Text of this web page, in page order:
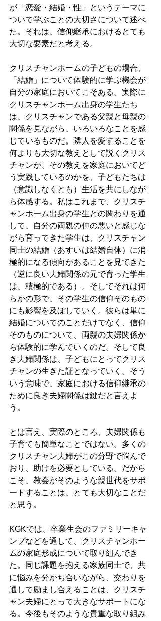
が「恋愛・結婚・性」というテーマに
ついて学ぶことの大切さについて述べ
た。それは、信仰継承におけるとても
大切な要素だと考える。
クリスチャンホームの子どもの場合、
「結婚」について体験的に学ぶ機会が
自分の家庭においてこそある。実際に
クリスチャンホーム出身の学生たち
は、クリスチャンである父親と母親の
関係を見ながら、いろいろなことを感
じているものだ。隣人を愛することを
何よりも大切な教えとして説くクリス
チャンが、その教えを家庭においてど
う実践しているのかを、子どもたちは
（意識しなくとも）生活を共にしなが
ら体感する。私はこれまで、クリスチ
ャンホーム出身の学生との関わりを通
して、自分の両親の仲の悪いと感じな
がら育ってきた学生は、クリスチャン
同士の結婚（あすいは結婚自体）に消
極的になる傾向があることを見てきた
（逆に良い夫婦関係の元で育った学生
は、積極的である）。そしてそれは何
らかの形で、その学生の信仰そのもの
にも影響を及ぼしていく。彼らは単に
結婚についてのことだけでなく、信仰
そのものについて、両親の夫婦関係か
ら体験的に学んでいくのだ。そして良
き夫婦関係は、子どもにとってクリス
チャンの生きた証となっていく。そう
いう意味で、家庭における信仰継承の
ために良き夫婦関係は鍵だと言えよ
う。
とは言え、実際のところ、夫婦関係も
子育ても簡単なことではない。多くの
クリスチャン夫婦がこの分野で悩んで
おり、助けを必要としている。だから
こそ、教会がそのような親世代をサポ
ートすることは、とても大切なことだ
と思う。
KGKでは、卒業生会のファミリーキャ
ンプなどを通して、クリスチャンホー
ムの家庭形成について取り組んでき
た。同じ課題を抱える家族同士で、共
に悩みを分かち合いながら、交わりを
通して励まし合えることは、クリスチ
ャン夫婦にとって大きなサポートにな
る。今後もそのような貴重な取り組み